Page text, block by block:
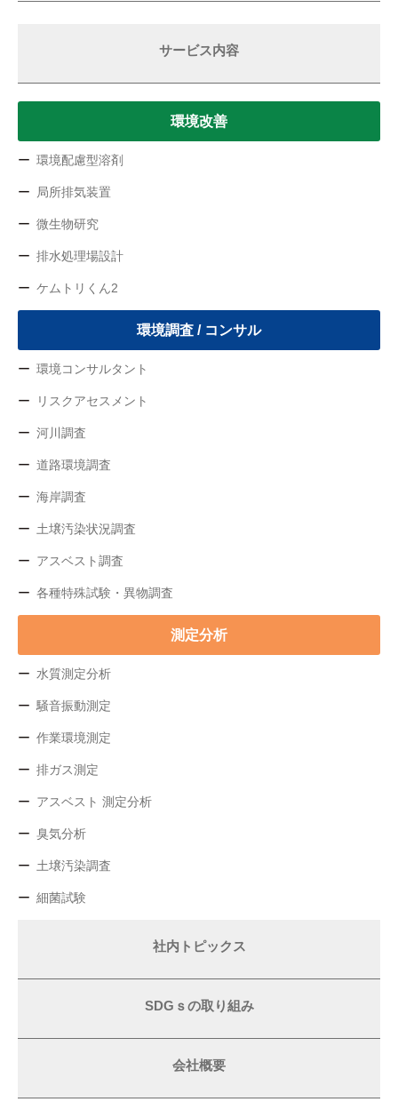
サービス内容
環境改善
環境配慮型溶剤
局所排気装置
微生物研究
排水処理場設計
ケムトリくん2
環境調査 / コンサル
環境コンサルタント
リスクアセスメント
河川調査
道路環境調査
海岸調査
土壌汚染状況調査
アスベスト調査
各種特殊試験・異物調査
測定分析
水質測定分析
騒音振動測定
作業環境測定
排ガス測定
アスベスト 測定分析
臭気分析
土壌汚染調査
細菌試験
社内トピックス
SDGｓの取り組み
会社概要